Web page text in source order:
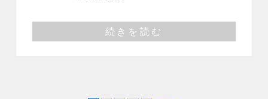
続きを読む